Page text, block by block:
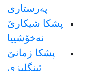
پەرستاری
پشکا شیکارێ
نەخۆشییا
پشکا زمانێ
ئینگلیزی